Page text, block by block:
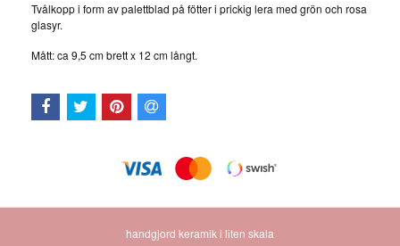
Tvålkopp i form av palettblad på fötter i prickig lera med grön och rosa
glasyr.
Mått: ca 9,5 cm brett x 12 cm långt.
handgjord keramik i liten skala